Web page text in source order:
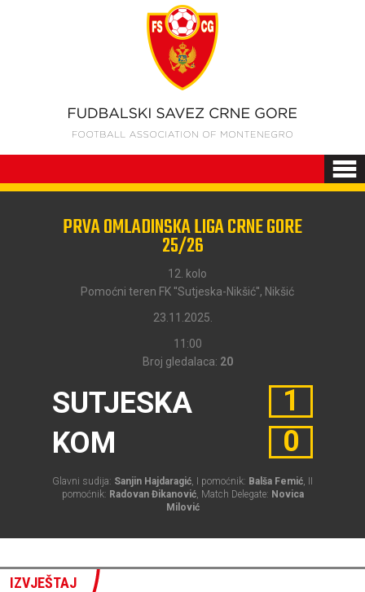
PRVA OMLADINSKA LIGA CRNE GORE
25/26
12. kolo
Pomoćni teren FK ''Sutjeska-Nikšić'', Nikšić
23.11.2025.
11:00
Broj gledalaca: 20
SUTJESKA
KOM
1
0
Glavni sudija: Sanjin Hajdaragić, I pomoćnik: Balša Femić, II
pomoćnik: Radovan Đikanović, Match Delegate: Novica
Milović
IZVJEŠTAJ